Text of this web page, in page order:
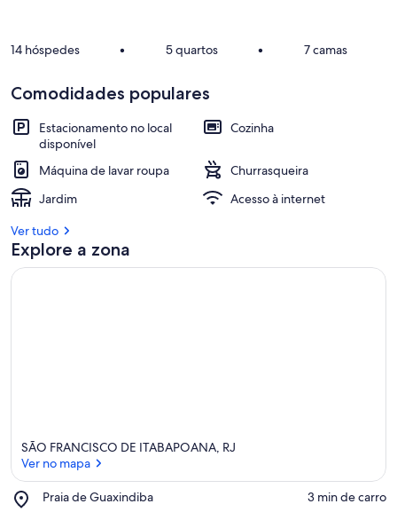
Clara:
Tranquilidade,
Segurança"
Restaurantes
14 hóspedes • 5 quartos • 7 camas
Comodidades populares
Estacionamento no local
disponível
Cozinha
Máquina de lavar roupa
Churrasqueira
Jardim
Acesso à internet
Ver tudo
Explore a zona
SÃO FRANCISCO DE ITABAPOANA, RJ
Ver no mapa
Praia de Guaxindiba
Place,
‪3 min de carro‬